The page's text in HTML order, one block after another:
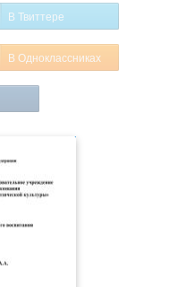
В Твиттере
В Одноклассниках